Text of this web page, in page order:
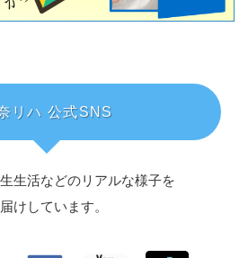
リハ 公式SNS
生活などのリアルな様子を
けしています。